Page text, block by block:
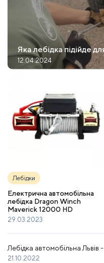
Яка лебідка підійде
12.04.2024
Лебідки
Електрична автомобільна
лебідка Dragon Winch
Maverick 12000 HD
29.03.2023
Лебідка автомобільна Львів
21.10.2022